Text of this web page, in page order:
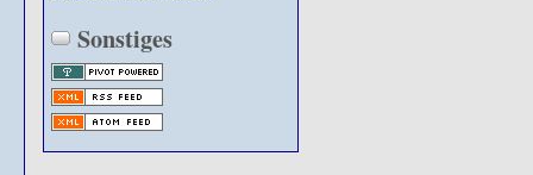
Sonstiges